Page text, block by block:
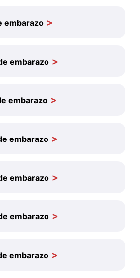
embarazo
embarazo
embarazo
embarazo
embarazo
embarazo
embarazo